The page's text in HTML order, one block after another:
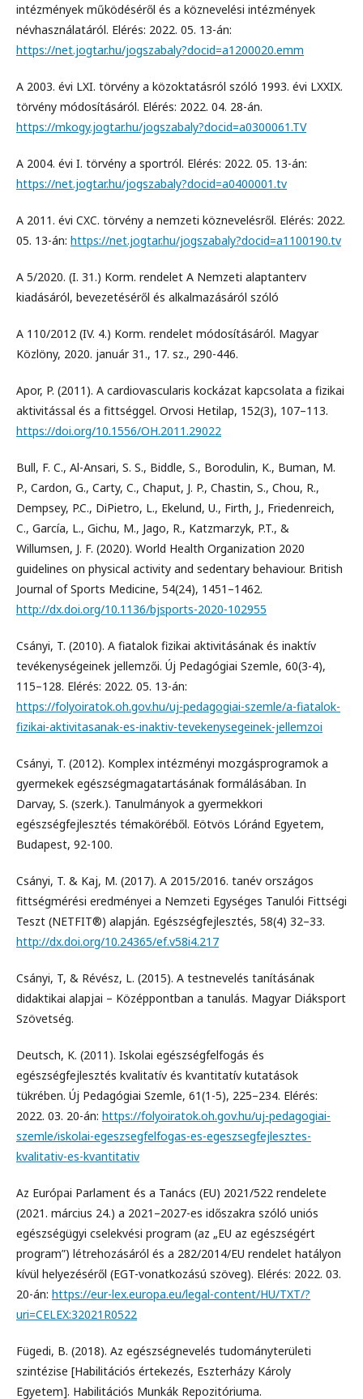
intézmények működéséről és a köznevelési intézmények
névhasználatáról. Elérés: 2022. 05. 13-án:
https://net.jogtar.hu/jogszabaly?docid=a1200020.emm
A 2003. évi LXI. törvény a közoktatásról szóló 1993. évi LXXIX.
törvény módosításáról. Elérés: 2022. 04. 28-án.
https://mkogy.jogtar.hu/jogszabaly?docid=a0300061.TV
A 2004. évi I. törvény a sportról. Elérés: 2022. 05. 13-án:
https://net.jogtar.hu/jogszabaly?docid=a0400001.tv
A 2011. évi CXC. törvény a nemzeti köznevelésről. Elérés: 2022.
05. 13-án: https://net.jogtar.hu/jogszabaly?docid=a1100190.tv
A 5/2020. (I. 31.) Korm. rendelet A Nemzeti alaptanterv
kiadásáról, bevezetéséről és alkalmazásáról szóló
A 110/2012 (IV. 4.) Korm. rendelet módosításáról. Magyar
Közlöny, 2020. január 31., 17. sz., 290-446.
Apor, P. (2011). A cardiovascularis kockázat kapcsolata a fizikai
aktivitással és a fittséggel. Orvosi Hetilap, 152(3), 107–113.
https://doi.org/10.1556/OH.2011.29022
Bull, F. C., Al-Ansari, S. S., Biddle, S., Borodulin, K., Buman, M.
P., Cardon, G., Carty, C., Chaput, J. P., Chastin, S., Chou, R.,
Dempsey, P.C., DiPietro, L., Ekelund, U., Firth, J., Friedenreich,
C., García, L., Gichu, M., Jago, R., Katzmarzyk, P.T., &
Willumsen, J. F. (2020). World Health Organization 2020
guidelines on physical activity and sedentary behaviour. British
Journal of Sports Medicine, 54(24), 1451–1462.
http://dx.doi.org/10.1136/bjsports-2020-102955
Csányi, T. (2010). A fiatalok fizikai aktivitásának és inaktív
tevékenységeinek jellemzői. Új Pedagógiai Szemle, 60(3-4),
115–128. Elérés: 2022. 05. 13-án:
https://folyoiratok.oh.gov.hu/uj-pedagogiai-szemle/a-fiatalok-
fizikai-aktivitasanak-es-inaktiv-tevekenysegeinek-jellemzoi
Csányi, T. (2012). Komplex intézményi mozgásprogramok a
gyermekek egészségmagatartásának formálásában. In
Darvay, S. (szerk.). Tanulmányok a gyermekkori
egészségfejlesztés témaköréből. Eötvös Lóránd Egyetem,
Budapest, 92-100.
Csányi, T. & Kaj, M. (2017). A 2015/2016. tanév országos
fittségmérési eredményei a Nemzeti Egységes Tanulói Fittségi
Teszt (NETFIT®) alapján. Egészségfejlesztés, 58(4) 32–33.
http://dx.doi.org/10.24365/ef.v58i4.217
Csányi, T, & Révész, L. (2015). A testnevelés tanításának
didaktikai alapjai – Középpontban a tanulás. Magyar Diáksport
Szövetség.
Deutsch, K. (2011). Iskolai egészségfelfogás és
egészségfejlesztés kvalitatív és kvantitatív kutatások
tükrében. Új Pedagógiai Szemle, 61(1-5), 225–234. Elérés:
2022. 03. 20-án: https://folyoiratok.oh.gov.hu/uj-pedagogiai-
szemle/iskolai-egeszsegfelfogas-es-egeszsegfejlesztes-
kvalitativ-es-kvantitativ
Az Európai Parlament és a Tanács (EU) 2021/522 rendelete
(2021. március 24.) a 2021–2027-es időszakra szóló uniós
egészségügyi cselekvési program (az „EU az egészségért
program”) létrehozásáról és a 282/2014/EU rendelet hatályon
kívül helyezéséről (EGT-vonatkozású szöveg). Elérés: 2022. 03.
20-án: https://eur-lex.europa.eu/legal-content/HU/TXT/?
uri=CELEX:32021R0522
Fügedi, B. (2018). Az egészségnevelés tudományterületi
szintézise [Habilitációs értekezés, Eszterházy Károly
Egyetem]. Habilitációs Munkák Repozitóriuma.